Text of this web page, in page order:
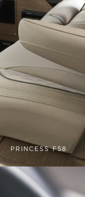
PRINCESS F58